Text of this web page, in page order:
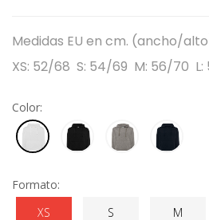
Seleccione dónde buscar
Medidas EU en cm. (ancho/
XS: 52/68 S: 54/69 M: 56/70 L:
Color:
Formato:
XS
S M